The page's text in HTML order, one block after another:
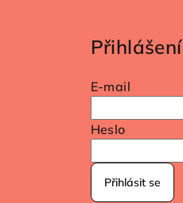
Přihlášení
E-mail
Heslo
Přihlásit se